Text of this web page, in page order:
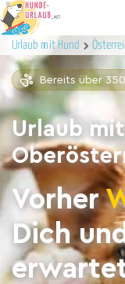
Urlaub mit Hund
Bereits über
Urlaub
Vorher
Dich